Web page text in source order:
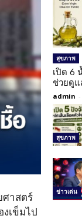
าสตร์
เข็มไป
สุขภาพ
เปิด 6
ช่วยดูแ
admin -
สุขภาพ
ข่าวเด่น